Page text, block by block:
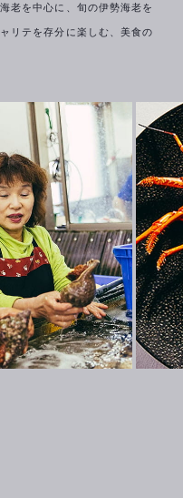
老を中心に、旬の伊勢海老を
リテを存分に楽しむ、美食の